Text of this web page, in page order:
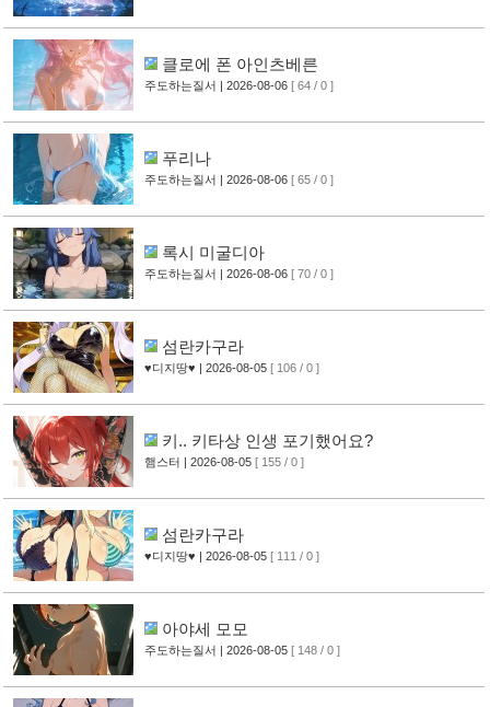
클로에 폰 아인츠베른
주도하는질서 | 2026-08-06 [ 64 / 0 ]
푸리나
주도하는질서 | 2026-08-06 [ 65 / 0 ]
록시 미굴디아
주도하는질서 | 2026-08-06 [ 70 / 0 ]
섬란카구라
♥디지땅♥ | 2026-08-05 [ 106 / 0 ]
키.. 키타상 인생 포기했어요?
햄스터 | 2026-08-05 [ 155 / 0 ]
섬란카구라
♥디지땅♥ | 2026-08-05 [ 111 / 0 ]
아야세 모모
주도하는질서 | 2026-08-05 [ 148 / 0 ]